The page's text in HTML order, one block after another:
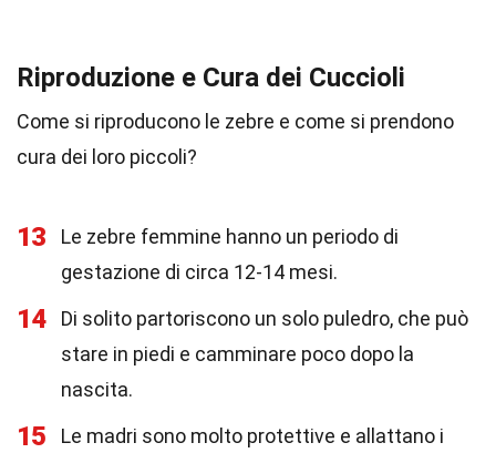
Riproduzione e Cura dei Cuccioli
Come si riproducono le zebre e come si prendono
cura dei loro piccoli?
13
Le zebre femmine hanno un periodo di
gestazione di circa 12-14 mesi.
14
Di solito partoriscono un solo puledro, che può
stare in piedi e camminare poco dopo la
nascita.
15
Le madri sono molto protettive e allattano i